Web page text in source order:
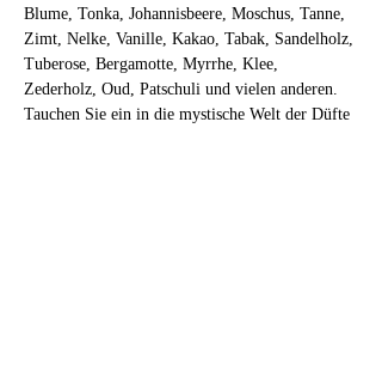
Blume, Tonka, Johannisbeere, Moschus, Tanne,
Zimt, Nelke, Vanille, Kakao, Tabak, Sandelholz,
Tuberose, Bergamotte, Myrrhe, Klee,
Zederholz, Oud, Patschuli und vielen anderen.
Tauchen Sie ein in die mystische Welt der Düfte